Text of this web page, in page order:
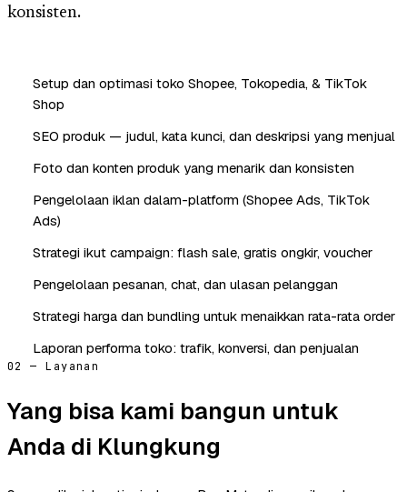
konsisten.
Setup dan optimasi toko Shopee, Tokopedia, & TikTok
Shop
SEO produk — judul, kata kunci, dan deskripsi yang menjual
Foto dan konten produk yang menarik dan konsisten
Pengelolaan iklan dalam-platform (Shopee Ads, TikTok
Ads)
Strategi ikut campaign: flash sale, gratis ongkir, voucher
Pengelolaan pesanan, chat, dan ulasan pelanggan
Strategi harga dan bundling untuk menaikkan rata-rata order
Laporan performa toko: trafik, konversi, dan penjualan
02 — Layanan
Yang bisa kami bangun untuk
Anda di Klungkung